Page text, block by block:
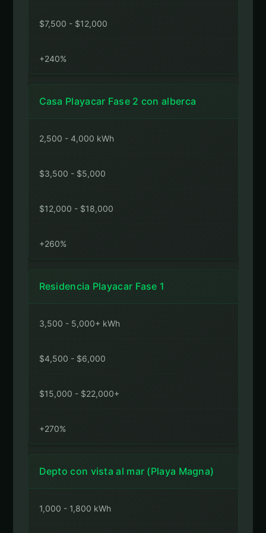
$7,500 - $12,000
+240%
Casa Playacar Fase 2 con alberca
2,500 - 4,000 kWh
$3,500 - $5,000
$12,000 - $18,000
+260%
Residencia Playacar Fase 1
3,500 - 5,000+ kWh
$4,500 - $6,000
$15,000 - $22,000+
+270%
Depto con vista al mar (Playa Magna)
1,000 - 1,800 kWh